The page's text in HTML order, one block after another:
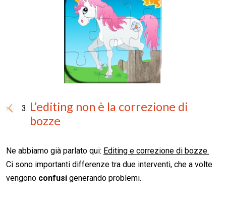
L’editing non è la correzione di
bozze
Ne abbiamo già parlato qui: Editing e correzione di bozze.
Ci sono importanti differenze tra due interventi, che a volte
vengono confusi generando problemi.